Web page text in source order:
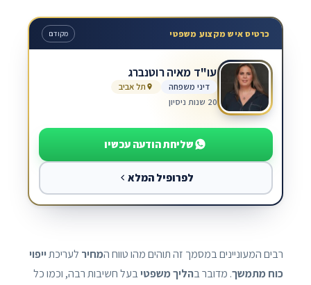
כרטיס איש מקצוע משפטי מקודם
עו"ד מאיה רוטנברג
דיני משפחה
תל אביב
20 שנות ניסיון
שליחת הודעה עכשיו
לפרופיל המלא
רבים המעוניינים במסמך זה תוהים מהו טווח המחיר לעריכתייפוי
כוח מתמשך. מדובר בהליך משפטיבעל חשיבות רבה, וכמו כל